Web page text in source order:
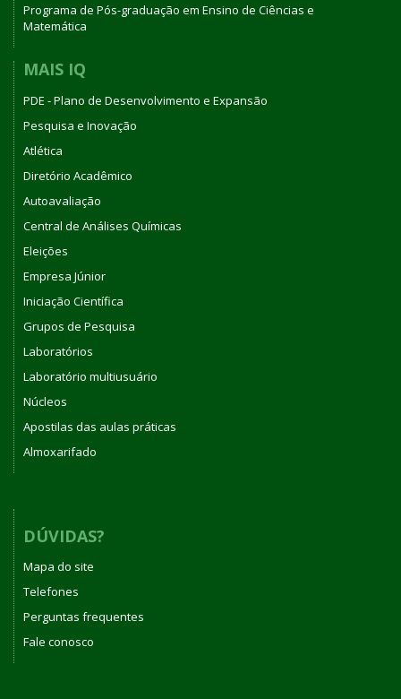
Programa de Pós-graduação em Ensino de Ciências e
Matemática
MAIS IQ
PDE - Plano de Desenvolvimento e Expansão
Pesquisa e Inovação
Atlética
Diretório Acadêmico
Autoavaliação
Central de Análises Químicas
Eleições
Empresa Júnior
Iniciação Científica
Grupos de Pesquisa
Laboratórios
Laboratório multiusuário
Núcleos
Apostilas das aulas práticas
Almoxarifado
DÚVIDAS?
Mapa do site
Telefones
Perguntas frequentes
Fale conosco